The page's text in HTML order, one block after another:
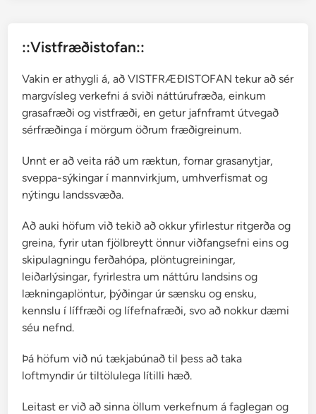
::Vistfræðistofan::
Vakin er athygli á, að VISTFRÆÐISTOFAN tekur að sér
margvísleg verkefni á sviði náttúrufræða, einkum
grasafræði og vistfræði, en getur jafnframt útvegað
sérfræðinga í mörgum öðrum fræðigreinum.
Unnt er að veita ráð um ræktun, fornar grasanytjar,
sveppa-sýkingar í mannvirkjum, umhverfismat og
nýtingu landssvæða.
Að auki höfum við tekið að okkur yfirlestur ritgerða og
greina, fyrir utan fjölbreytt önnur viðfangsefni eins og
skipulagningu ferðahópa, plöntugreiningar,
leiðarlýsingar, fyrirlestra um náttúru landsins og
lækningaplöntur, þýðingar úr sænsku og ensku,
kennslu í líffræði og lífefnafræði, svo að nokkur dæmi
séu nefnd.
Þá höfum við nú tækjabúnað til þess að taka
loftmyndir úr tiltölulega lítilli hæð.
Leitast er við að sinna öllum verkefnum á faglegan og